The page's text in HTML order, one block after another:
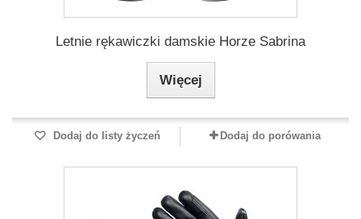
Letnie rękawiczki damskie Horze Sabrina
Więcej
Dodaj do listy życzeń Dodaj do porówania